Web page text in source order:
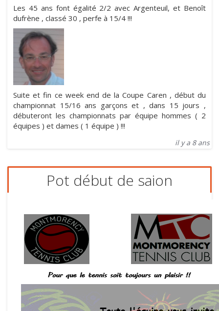
Les 45 ans font égalité 2/2 avec Argenteuil, et Benoît
dufrène , classé 30 , perfe à 15/4 !!!
Suite et fin ce week end de la Coupe Caren , début du
championnat 15/16 ans garçons et , dans 15 jours ,
débuteront les championnats par équipe hommes ( 2
équipes ) et dames ( 1 équipe ) !!!
il y a 8 ans
Pot début de saion